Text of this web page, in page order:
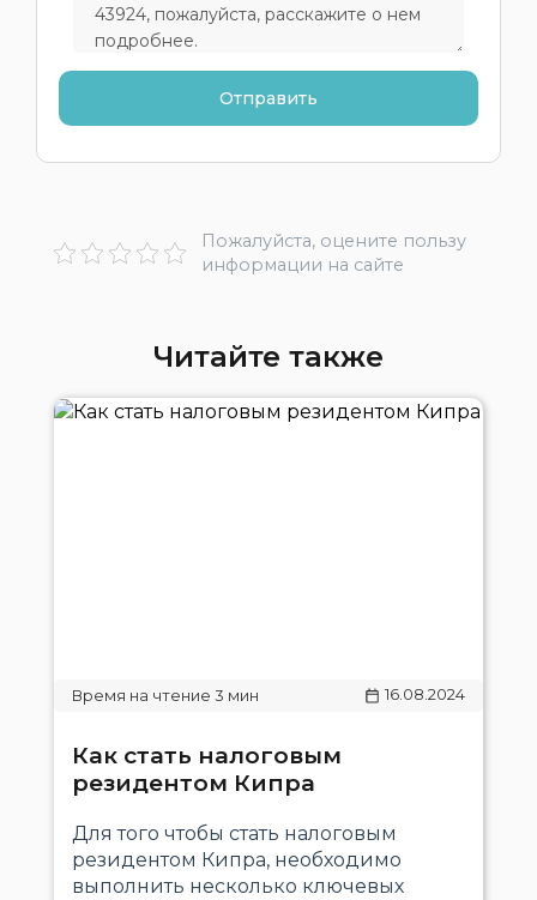
Пожалуйста, оцените пользу
информации на сайте
Читайте также
16.08.2024
Как стать налоговым
резидентом Кипра
Для того чтобы стать налоговым
резидентом Кипра, необходимо
выполнить несколько ключевых